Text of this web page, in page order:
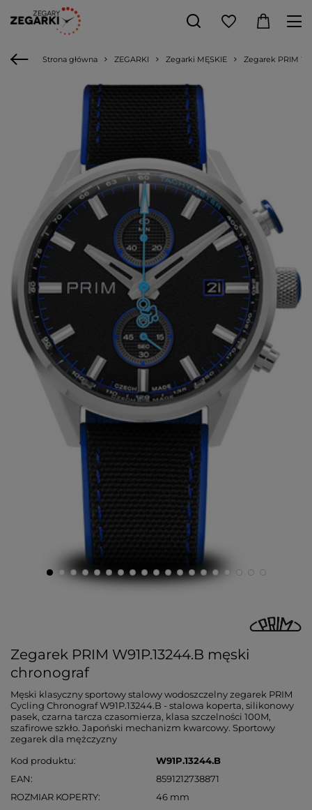
Strona główna ZEGARKI Zegarki MĘSKIE Zegarek PRIM
Zegarek PRIM W91P.13244.B męski
chronograf
Męski klasyczny sportowy stalowy wodoszczelny zegarek PRIM
Cycling Chronograf W91P.13244.B - stalowa koperta, silikonowy
pasek, czarna tarcza czasomierza, klasa szczelności 100M,
szafirowe szkło. Japoński mechanizm kwarcowy. Sportowy
zegarek dla mężczyzny
Kod produktu
W91P.13244.B
EAN
8591212738871
ROZMIAR KOPERTY
46 mm